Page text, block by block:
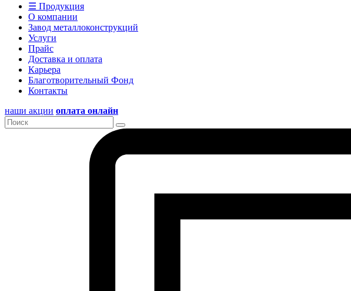
☰ Продукция
О компании
Завод металлоконструкций
Услуги
Прайс
Доставка и оплата
Карьера
Благотворительный Фонд
Контакты
наши акции оплата онлайн